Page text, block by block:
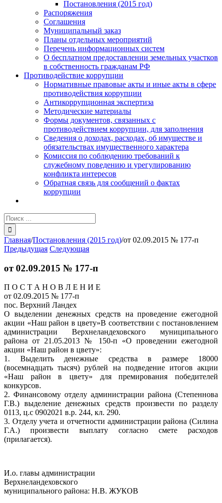
Постановления (2015 год)
Распоряжения
Соглашения
Муниципальный заказ
Планы отдельных мероприятий
Перечень информационных систем
О бесплатном предоставлении земельных участков
в собственность гражданам РФ
Противодействие коррупции
Нормативные правовые акты и иные акты в сфере
противодействия коррупции
Антикоррупционная экспертиза
Методические материалы
Формы документов, связанных с
противодействием коррупции, для заполнения
Сведения о доходах, расходах, об имуществе и
обязательствах имущественного характера
Комиссия по соблюдению требований к
служебному поведению и урегулированию
конфликта интересов
Обратная связь для сообщений о фактах
коррупции
Результат
поиска:
Главная/Постановления (2015 год)/от 02.09.2015 № 177-п
Предыдущая Следующая
от 02.09.2015 № 177-п
П О С Т А Н О В Л Е Н И Е
от 02.09.2015 № 177-п
пос. Верхний Ландех
О выделении денежных средств на проведение ежегодной
акции «Наш район в цвету»В соответствии с постановлением
администрации Верхнеландеховского муниципального
района от 21.05.2013 № 150-п «О проведении ежегодной
акции «Наш район в цвету»:
1. Выделить денежные средства в размере 18000
(восемнадцать тысяч) рублей на подведение итогов акции
«Наш район в цвету» для премирования победителей
конкурсов.
2. Финансовому отделу администрации района (Степеннова
Г.В.) выделение денежных средств произвести по разделу
0113, ц.с 0902021 в.р. 244, кл. 290.
3. Отделу учета и отчетности администрации района (Силина
Г.А.) произвести выплату согласно смете расходов
(прилагается).
И.о. главы администрации
Верхнеландеховского
муниципального района: Н.В. ЖУКОВ